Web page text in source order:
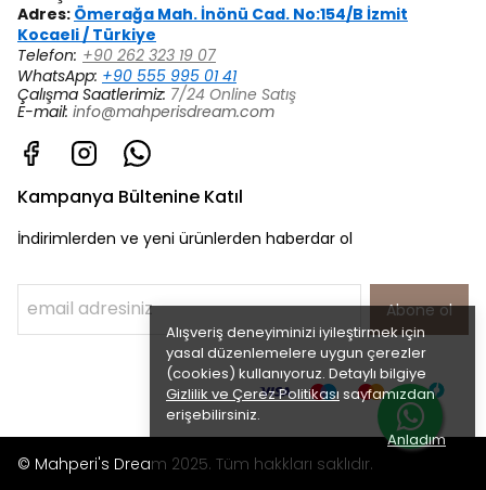
Alışveriş deneyiminizi iyileştirmek için
yasal düzenlemelere uygun çerezler
(cookies) kullanıyoruz. Detaylı bilgiye
Gizlilik ve Çerez Politikası sayfamızdan
erişebilirsiniz.
Anladım
Adres: Ömerağa Mah. İnönü Cad. No:154/B İzmit
Kocaeli / Türkiye
Telefon: +90 262 323 19 07
WhatsApp: +90 555 995 01 41
Çalışma Saatlerimiz: 7/24 Online Satış
E-mail: info@mahperisdream.com
Kampanya Bültenine Katıl
İndirimlerden ve yeni ürünlerden haberdar ol
Abone ol
© Mahperi's Dream 2025. Tüm hakkları saklıdır.